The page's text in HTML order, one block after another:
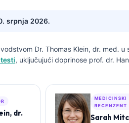
srpnja 2026.
Dr. Thomas Klein, dr. med. u
, uključujući doprinose prof. dr.
dr.
MEDICINSKI
RECENZENT
Sarah